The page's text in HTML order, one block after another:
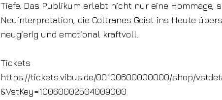
Tiefe. Das Publikum erlebt nicht nur eine Hommage,
Neuinterpretation, die Coltranes Geist ins Heute
neugierig und emotional kraftvoll.
Tickets
https://tickets.vibus.de/00100600000000/shop/
&VstKey=10060002504009000